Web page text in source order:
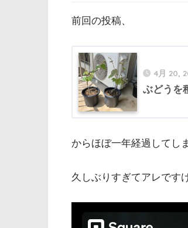
前回の投稿、
4月 20,
ぶどうを
からほぼ一年経過してし
久しぶりすぎてアレです